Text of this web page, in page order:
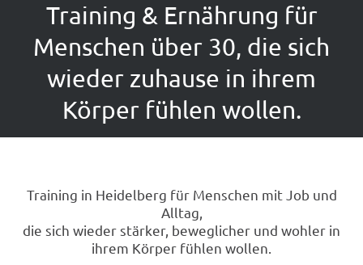
Training & Ernährung für
Menschen über 30, die sich
wieder zuhause in ihrem
Körper fühlen wollen.
Training in Heidelberg für Menschen mit Job und
Alltag,
die sich wieder stärker, beweglicher und wohler in
ihrem Körper fühlen wollen.